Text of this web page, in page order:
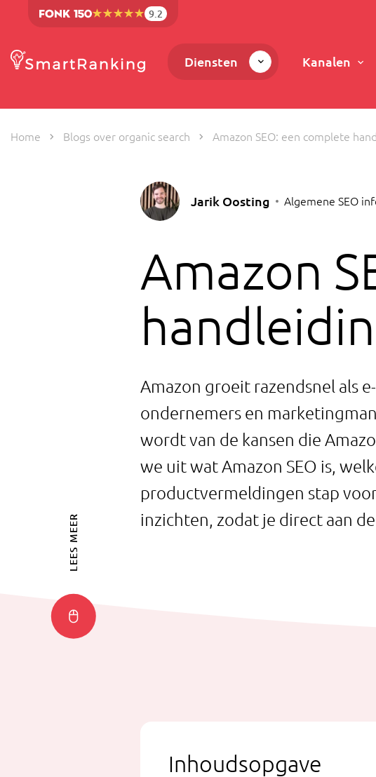
9.2
Diensten Kanalen
Home Blogs over organic search Amazon SEO: een complete
LEES MEER
Jarik Oosting Algemene SEO
Amazon
Amazon groeit razendsnel als
ondernemers en
wordt van de kansen die
we uit wat Amazon SEO is,
productvermeldingen stap
inzichten, zodat je direct aan
Inhoudsopgave